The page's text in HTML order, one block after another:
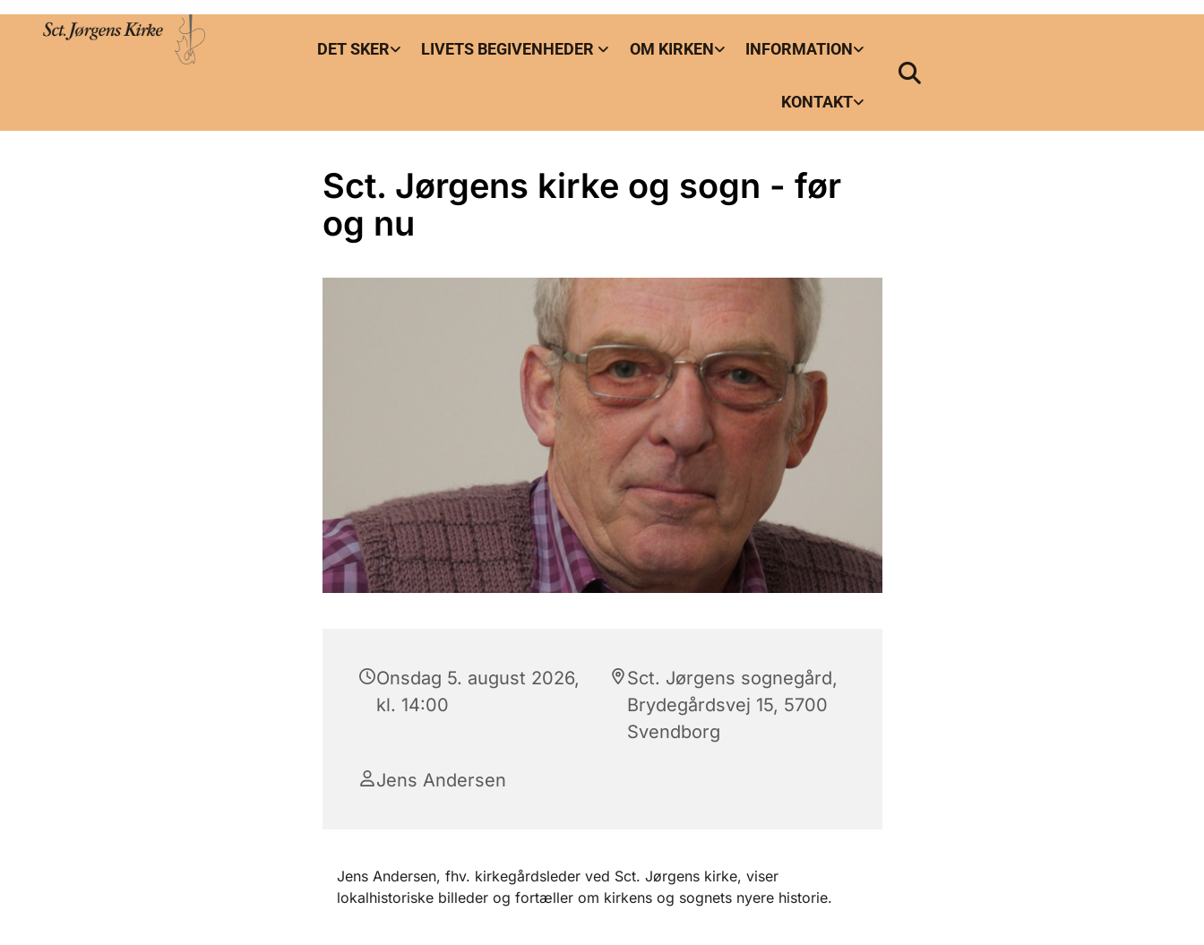
DET SKER LIVETS BEGIVENHEDER OM KIRKEN INFORMATION
KONTAKT
Sct. Jørgens kirke og sogn - før
og nu
Onsdag 5. august 2026,
kl. 14:00
Sct. Jørgens sognegård,
Brydegårdsvej 15, 5700
Svendborg
Jens Andersen
Jens Andersen, fhv. kirkegårdsleder ved Sct. Jørgens kirke, viser
lokalhistoriske billeder og fortæller om kirkens og sognets nyere historie.